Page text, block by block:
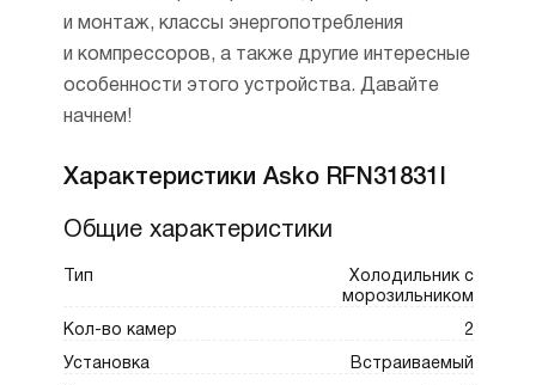
помещённых внутрь. Аналогичным
образом действует и опция
суперзаморозки FastFreeze
в морозильнике.
и монтаж, классы энергопотребления
и компрессоров, а также другие интересные
особенности этого устройства. Давайте
начнем!
Характеристики Asko RFN31831I
Общие характеристики
Тип
Холодильник с
морозильником
Кол-во камер 2
Установка Встраиваемый